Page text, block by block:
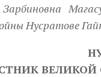
Нусратове